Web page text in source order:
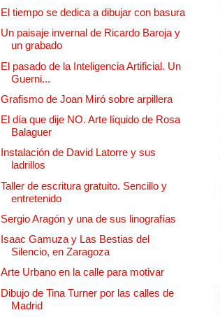
El tiempo se dedica a dibujar con basura
Un paisaje invernal de Ricardo Baroja y
un grabado
El pasado de la Inteligencia Artificial. Un
Guerni...
Grafismo de Joan Miró sobre arpillera
El día que dije NO. Arte líquido de Rosa
Balaguer
Instalación de David Latorre y sus
ladrillos
Taller de escritura gratuito. Sencillo y
entretenido
Sergio Aragón y una de sus linografías
Isaac Gamuza y Las Bestias del
Silencio, en Zaragoza
Arte Urbano en la calle para motivar
Dibujo de Tina Turner por las calles de
Madrid